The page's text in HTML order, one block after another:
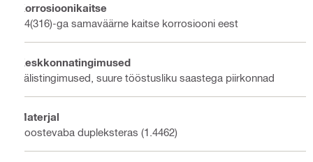
Korrosioonikaitse
A4(316)-ga samaväärne kaitse korrosiooni eest
Keskkonnatingimused
Välistingimused, suure tööstusliku saastega piirkonnad
Materjal
Roostevaba dupleksteras (1.4462)